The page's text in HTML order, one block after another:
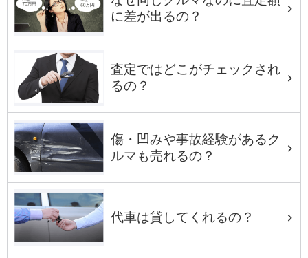
に差が出るの？
査定ではどこがチェックされ
るの？
傷・凹みや事故経験があるク
ルマも売れるの？
代車は貸してくれるの？